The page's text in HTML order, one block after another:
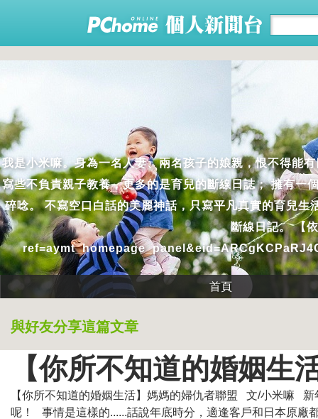
我是小米嘛。身為一名人妻、兩名孩子的娘親，恨不得能
寫些不負責親子教養，更多的是育兒的斷線日誌； 擁有一
碎唸。 不寫空口白話的美麗神話，只寫平凡真實的育兒
斷線日記。 【
首頁
與好友分享這篇文章
【你所不知道的婚姻生
【你所不知道的婚姻生活】媽媽的婦仇者聯盟 文/小米嘛
呢！ 事情是這樣的......話說年底時分，適逢客戶和日本原廠